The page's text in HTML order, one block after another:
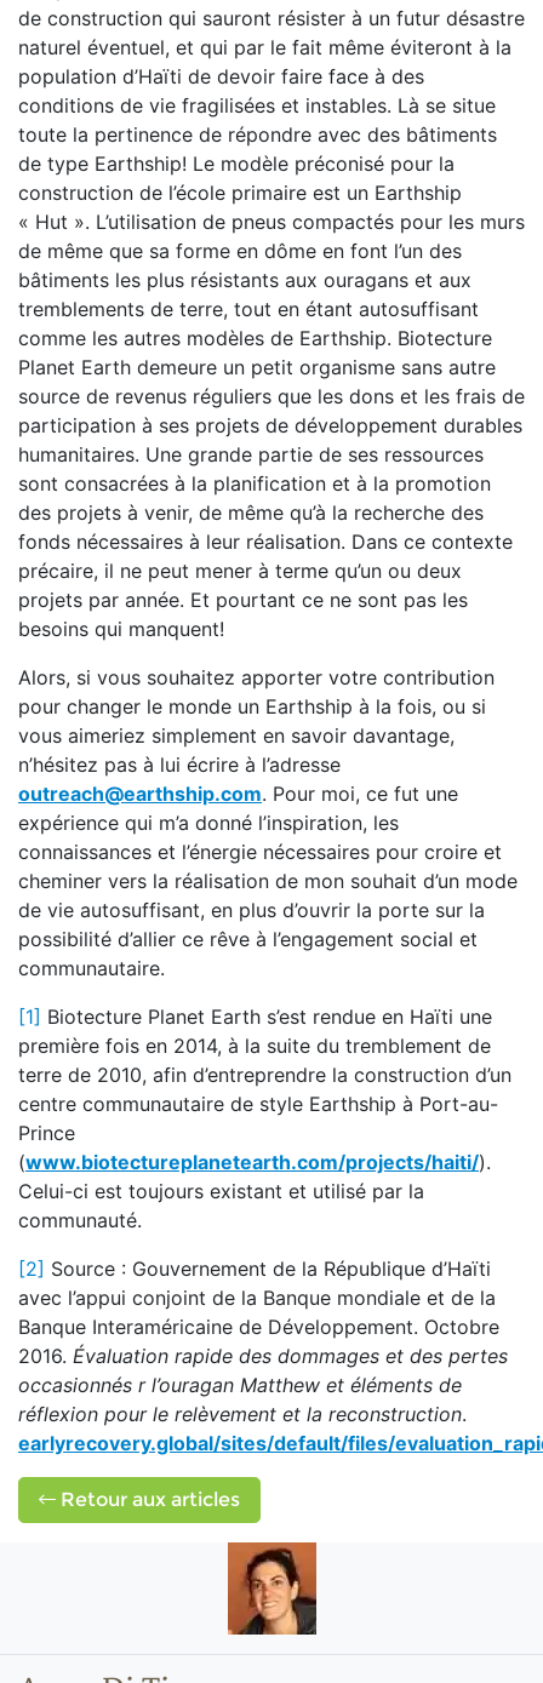
de construction qui sauront résister à un futur désastre
naturel éventuel, et qui par le fait même éviteront à la
population d’Haïti de devoir faire face à des
conditions de vie fragilisées et instables. Là se situe
toute la pertinence de répondre avec des bâtiments
de type Earthship! Le modèle préconisé pour la
construction de l’école primaire est un Earthship
« Hut ». L’utilisation de pneus compactés pour les murs
de même que sa forme en dôme en font l’un des
bâtiments les plus résistants aux ouragans et aux
tremblements de terre, tout en étant autosuffisant
comme les autres modèles de Earthship. Biotecture
Planet Earth demeure un petit organisme sans autre
source de revenus réguliers que les dons et les frais de
participation à ses projets de développement durables
humanitaires. Une grande partie de ses ressources
sont consacrées à la planification et à la promotion
des projets à venir, de même qu’à la recherche des
fonds nécessaires à leur réalisation. Dans ce contexte
précaire, il ne peut mener à terme qu’un ou deux
projets par année. Et pourtant ce ne sont pas les
besoins qui manquent!
Alors, si vous souhaitez apporter votre contribution
pour changer le monde un Earthship à la fois, ou si
vous aimeriez simplement en savoir davantage,
n’hésitez pas à lui écrire à l’adresse
outreach@earthship.com. Pour moi, ce fut une
expérience qui m’a donné l’inspiration, les
connaissances et l’énergie nécessaires pour croire et
cheminer vers la réalisation de mon souhait d’un mode
de vie autosuffisant, en plus d’ouvrir la porte sur la
possibilité d’allier ce rêve à l’engagement social et
communautaire.
[1] Biotecture Planet Earth s’est rendue en Haïti une
première fois en 2014, à la suite du tremblement de
terre de 2010, afin d’entreprendre la construction d’un
centre communautaire de style Earthship à Port-au-
Prince
(www.biotectureplanetearth.com/projects/haiti/).
Celui-ci est toujours existant et utilisé par la
communauté.
[2] Source : Gouvernement de la République d’Haïti
avec l’appui conjoint de la Banque mondiale et de la
Banque Interaméricaine de Développement. Octobre
2016. Évaluation rapide des dommages et des pertes
occasionnés r l’ouragan Matthew et éléments de
réflexion pour le relèvement et la reconstruction.
earlyrecovery.global/sites/default/files/
Retour aux articles